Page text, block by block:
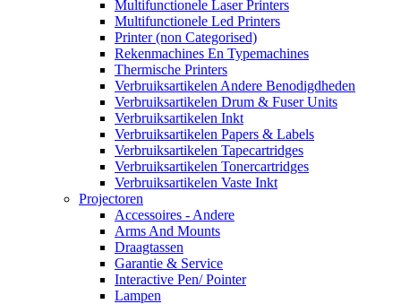
Multifunctionele Laser Printers
Multifunctionele Led Printers
Printer (non Categorised)
Rekenmachines En Typemachines
Thermische Printers
Verbruiksartikelen Andere Benodigdheden
Verbruiksartikelen Drum & Fuser Units
Verbruiksartikelen Inkt
Verbruiksartikelen Papers & Labels
Verbruiksartikelen Tapecartridges
Verbruiksartikelen Tonercartridges
Verbruiksartikelen Vaste Inkt
Projectoren
Accessoires - Andere
Arms And Mounts
Draagtassen
Garantie & Service
Interactive Pen/ Pointer
Lampen